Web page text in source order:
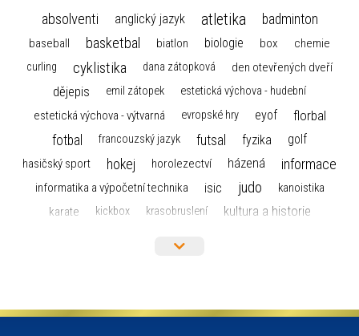
absolventi anglický jazyk atletika badminton
baseball basketbal biatlon biologie box chemie
curling cyklistika dana zátopková den otevřených dveří
dějepis emil zátopek estetická výchova - hudební
estetická výchova - výtvarná evropské hry eyof florbal
fotbal francouzský jazyk futsal fyzika golf
hasičský sport hokej horolezectví házená informace
informatika a výpočetní technika isic judo
kanoistika
karate
kickbox krasobruslení
kultura a historie
olympiáda dětí a mládeže organizace plavání